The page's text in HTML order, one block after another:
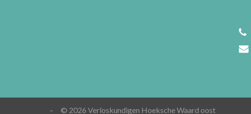
– © 2026 Verloskundigen Hoeksche Waard oost